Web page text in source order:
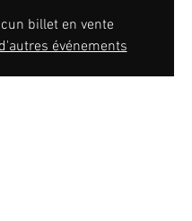
billet en vente
événements